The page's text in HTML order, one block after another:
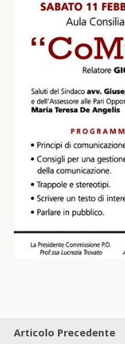
Articolo Precedente